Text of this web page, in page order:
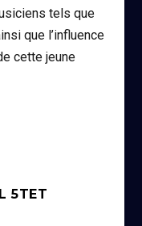
tels que
que l’influence
cette jeune
5TET